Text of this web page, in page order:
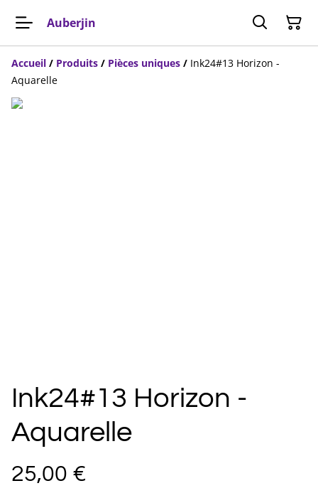
Auberjin
Accueil / Produits / Pièces uniques / Ink24#13 Horizon -
Aquarelle
Ink24#13 Horizon -
Aquarelle
25,00 €